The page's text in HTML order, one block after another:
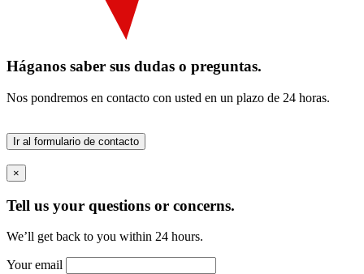
Háganos saber sus dudas o preguntas.
Nos pondremos en contacto con usted en un plazo de 24 horas.
Ir al formulario de contacto
×
Tell us your questions or concerns.
We’ll get back to you within 24 hours.
Your email